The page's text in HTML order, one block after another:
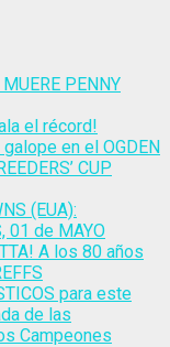
PENNY
el récord!
en el OGDEN
CUP
(EUA):
01 de MAYO
A los 80 años
para este
de las
Campeones